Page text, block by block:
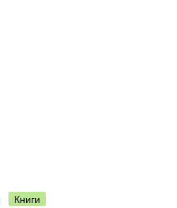
Книги